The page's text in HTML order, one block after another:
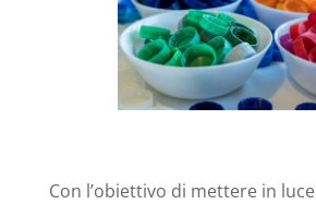
Con l’obiettivo di mettere in luce